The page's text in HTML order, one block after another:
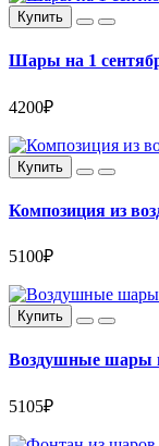
Купить
Шары на 1
4200₽
Купить
Композиция из
5100₽
Купить
Воздушные шары
5105₽